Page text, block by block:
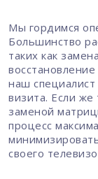
Мы гордимся
Большинство
таких как
наш специалист
визита. Если
заменой
процесс
своего